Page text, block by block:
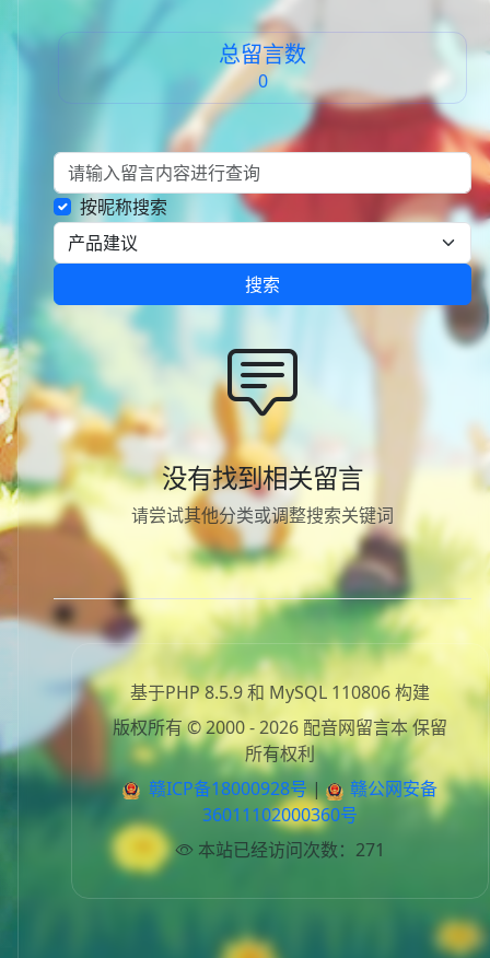
总留言数
0
按昵称搜索
搜索
没有找到相关留言
请尝试其他分类或调整搜索关键词
基于PHP 8.5.9 和 MySQL 110806 构建
版权所有 © 2000 - 2026 配音网留言本 保留
所有权利
赣ICP备18000928号|
赣公网安备
36011102000360号
本站已经访问次数：271